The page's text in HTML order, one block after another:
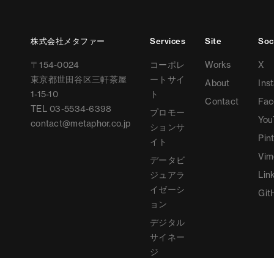
株式会社メタファー
〒154-0024
東京都世田谷区三軒茶屋
1-15-10
TEL 03-5534-6398
contact@metaphor.co.jp
Services
コーポレ
ートサイ
ト
プロモー
ションサ
イト
データビ
ジュアラ
イゼーシ
ョン
デジタル
サイネー
ジ
Site
Works
About
Contact
X